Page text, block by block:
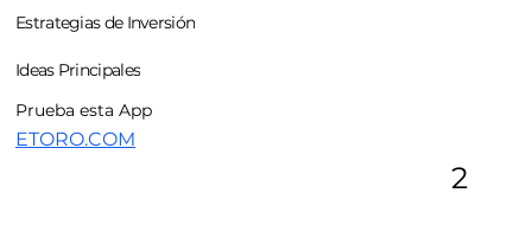
Estrategias de Inversión
Ideas Principales
Prueba esta App
ETORO.COM
2